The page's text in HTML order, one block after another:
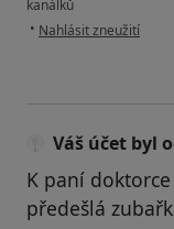
kanálků
• podle názoru uživatele
Nahlásit zneužití
Váš účet byl
K paní
předešlá